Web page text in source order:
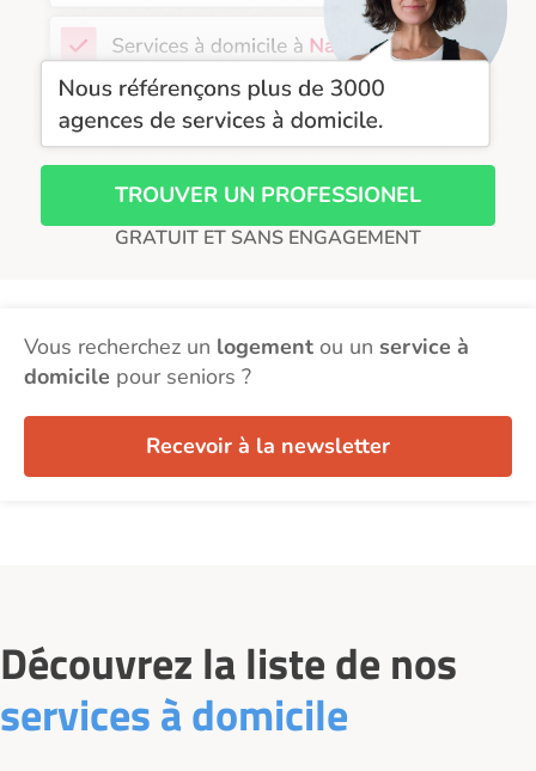
Aide à domicile Toulouse
Recherche par ville
TROUVER UN PROFESSIONEL
GRATUIT ET SANS ENGAGEMENT
Vous recherchez un logement ou un service à
domicile pour seniors ?
Recevoir à la newsletter
Découvrez la liste de nos
services à domicile